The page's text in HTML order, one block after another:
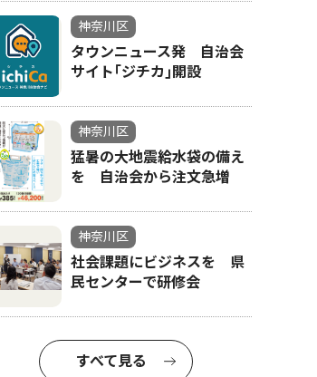
中区役所での撮
神奈川区
タウンニュース発 自治会
サイト｢ジチカ｣開設
神奈川区
猛暑の大地震給水袋の備え
を 自治会から注文急増
神奈川区
社会課題にビジネスを 県
民センターで研修会
すべて見る